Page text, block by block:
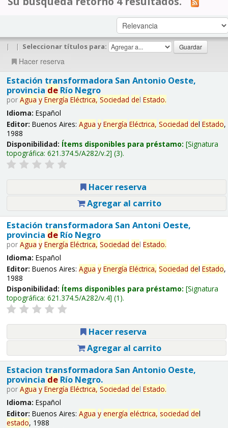
| | Seleccionar títulos para:
Hacer reserva
Estación transformadora San Antonio Oeste,
provincia deRío Negro
por Agua y Energía Eléctrica, Sociedad del Estado.
Idioma: Español
Editor: Buenos Aires: Agua y Energía Eléctrica, Sociedad del Estado,
1988
Disponibilidad: Ítems disponibles para préstamo: Signatura
topográfica: 621.374.5/A282/v.2 (3).
Hacer reserva
Agregar al carrito
Estación transformadora San Antoni Oeste,
provincia deRío Negro
por Agua y Energía Eléctrica, Sociedad del Estado.
Idioma: Español
Editor: Buenos Aires: Agua y Energía Eléctrica, Sociedad del Estado,
1988
Disponibilidad: Ítems disponibles para préstamo: Signatura
topográfica: 621.374.5/A282/v.4 (1).
Hacer reserva
Agregar al carrito
Estacion transformadora San Antonio Oeste,
provincia deRío Negro.
por Agua y Energía Eléctrica, Sociedad del Estado.
Idioma: Español
Editor: Buenos Aires: Agua y energía eléctrica, sociedad del
estado, 1988